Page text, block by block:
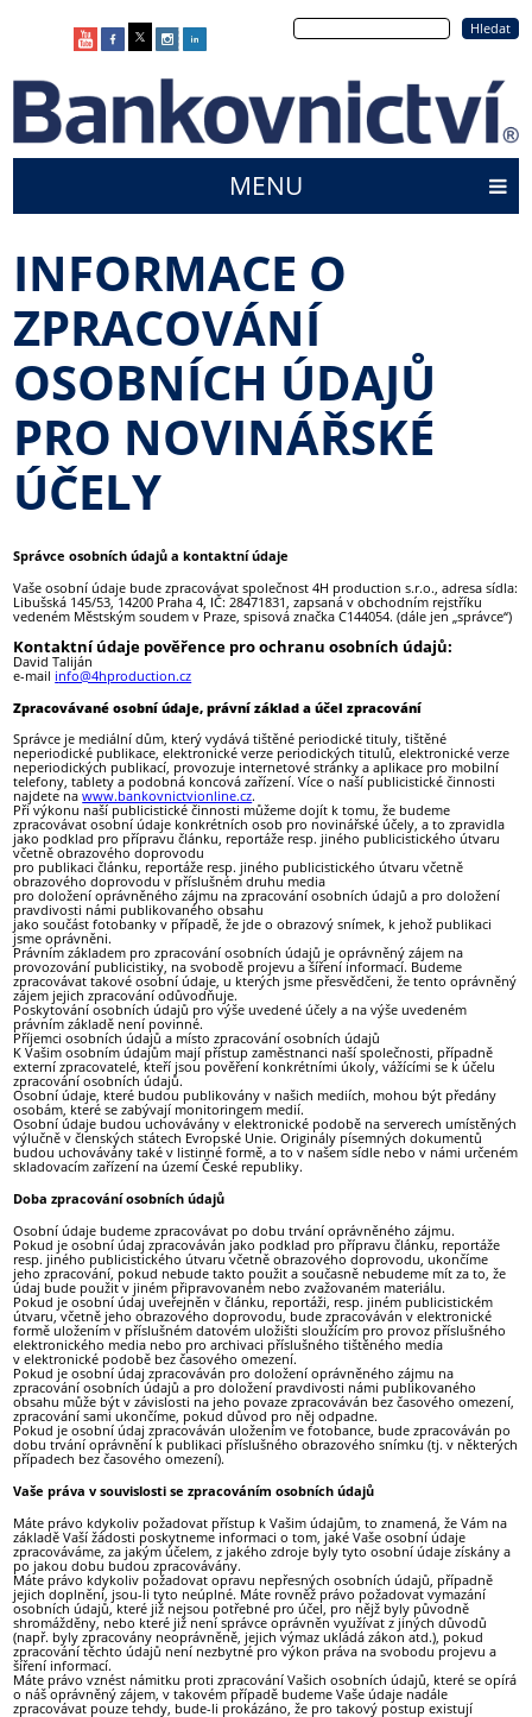
Hledat
menu
MENU
INFORMACE O
ZPRACOVÁNÍ
OSOBNÍCH ÚDAJŮ
PRO NOVINÁŘSKÉ
ÚČELY
Správce osobních údajů a kontaktní údaje
Vaše osobní údaje bude zpracovávat společnost 4H production s.r.o., adresa sídla:
Libušská 145/53, 14200 Praha 4, IČ: 28471831, zapsaná v obchodním rejstříku
vedeném Městským soudem v Praze, spisová značka C144054. (dále jen „správce“)
Kontaktní údaje pověřence pro ochranu osobních údajů:
David Taliján
e-mail info@4hproduction.cz
Zpracovávané osobní údaje, právní základ a účel zpracování
Správce je mediální dům, který vydává tištěné periodické tituly, tištěné
neperiodické publikace, elektronické verze periodických titulů, elektronické verze
neperiodických publikací, provozuje internetové stránky a aplikace pro mobilní
telefony, tablety a podobná koncová zařízení. Více o naší publicistické činnosti
najdete nawww.bankovnictvionline.cz.
Při výkonu naší publicistické činnosti můžeme dojít k tomu, že budeme
zpracovávat osobní údaje konkrétních osob pro novinářské účely, a to zpravidla
jako podklad pro přípravu článku, reportáže resp. jiného publicistického útvaru
včetně obrazového doprovodu
pro publikaci článku, reportáže resp. jiného publicistického útvaru včetně
obrazového doprovodu v příslušném druhu media
pro doložení oprávněného zájmu na zpracování osobních údajů a pro doložení
pravdivosti námi publikovaného obsahu
jako součást fotobanky v případě, že jde o obrazový snímek, k jehož publikaci
jsme oprávněni.
Právním základem pro zpracování osobních údajů je oprávněný zájem na
provozování publicistiky, na svobodě projevu a šíření informací. Budeme
zpracovávat takové osobní údaje, u kterých jsme přesvědčeni, že tento oprávněný
zájem jejich zpracování odůvodňuje.
Poskytování osobních údajů pro výše uvedené účely a na výše uvedeném
právním základě není povinné.
Příjemci osobních údajů a místo zpracování osobních údajů
K Vašim osobním údajům mají přístup zaměstnanci naší společnosti, případně
externí zpracovatelé, kteří jsou pověření konkrétními úkoly, vážícími se k účelu
zpracování osobních údajů.
Osobní údaje, které budou publikovány v našich mediích, mohou být předány
osobám, které se zabývají monitoringem medií.
Osobní údaje budou uchovávány v elektronické podobě na serverech umístěných
výlučně v členských státech Evropské Unie. Originály písemných dokumentů
budou uchovávány také v listinné formě, a to v našem sídle nebo v námi určeném
skladovacím zařízení na území České republiky.
Doba zpracování osobních údajů
Osobní údaje budeme zpracovávat po dobu trvání oprávněného zájmu.
Pokud je osobní údaj zpracováván jako podklad pro přípravu článku, reportáže
resp. jiného publicistického útvaru včetně obrazového doprovodu, ukončíme
jeho zpracování, pokud nebude takto použit a současně nebudeme mít za to, že
údaj bude použit v jiném připravovaném nebo zvažovaném materiálu.
Pokud je osobní údaj uveřejněn v článku, reportáži, resp. jiném publicistickém
útvaru, včetně jeho obrazového doprovodu, bude zpracováván v elektronické
formě uložením v příslušném datovém uložišti sloužícím pro provoz příslušného
elektronického media nebo pro archivaci příslušného tištěného media
v elektronické podobě bez časového omezení.
Pokud je osobní údaj zpracováván pro doložení oprávněného zájmu na
zpracování osobních údajů a pro doložení pravdivosti námi publikovaného
obsahu může být v závislosti na jeho povaze zpracováván bez časového omezení,
zpracování sami ukončíme, pokud důvod pro něj odpadne.
Pokud je osobní údaj zpracováván uložením ve fotobance, bude zpracováván po
dobu trvání oprávnění k publikaci příslušného obrazového snímku (tj. v některých
případech bez časového omezení).
Vaše práva v souvislosti se zpracováním osobních údajů
Máte právo kdykoliv požadovat přístup k Vašim údajům, to znamená, že Vám na
základě Vaší žádosti poskytneme informaci o tom, jaké Vaše osobní údaje
zpracováváme, za jakým účelem, z jakého zdroje byly tyto osobní údaje získány a
po jakou dobu budou zpracovávány.
Máte právo kdykoliv požadovat opravu nepřesných osobních údajů, případně
jejich doplnění, jsou-li tyto neúplné. Máte rovněž právo požadovat vymazání
osobních údajů, které již nejsou potřebné pro účel, pro nějž byly původně
shromážděny, nebo které již není správce oprávněn využívat z jiných důvodů
(např. byly zpracovány neoprávněně, jejich výmaz ukládá zákon atd.), pokud
zpracování těchto údajů není nezbytné pro výkon práva na svobodu projevu a
šíření informací.
Máte právo vznést námitku proti zpracování Vašich osobních údajů, které se opírá
o náš oprávněný zájem, v takovém případě budeme Vaše údaje nadále
zpracovávat pouze tehdy, bude-li prokázáno, že pro takový postup existují